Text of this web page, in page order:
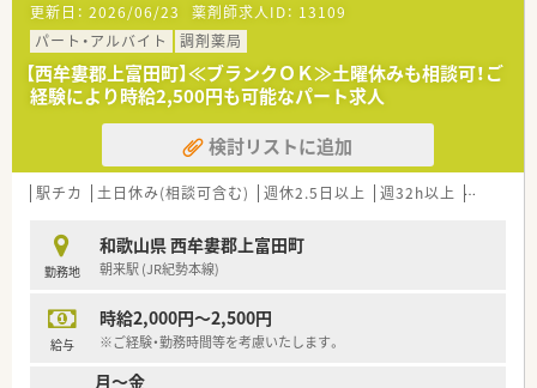
更新日： 2026/06/23 薬剤師求人ID： 13109
パート・アルバイト
調剤薬局
【西牟婁郡上富田町】≪ブランクＯＫ≫土曜休みも相談可！ご
経験により時給2,500円も可能なパート求人
検討リストに追加
駅チカ 土日休み(相談可含む) 週休2.5日以上 週32h以上 ブランク
勤務地
和歌山県 西牟婁郡上富田町
朝来駅 (JR紀勢本線)
給与
時給2,000円～2,500円
※ご経験・勤務時間等を考慮いたします。
月～金